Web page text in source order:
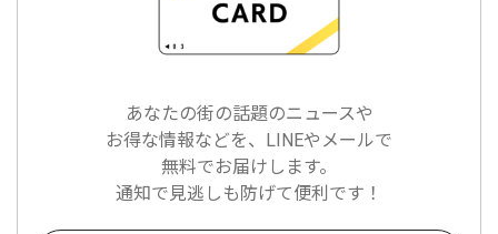
あなたの街の話題のニュースや
お得な情報などを、LINEやメールで
無料でお届けします。
通知で見逃しも防げて便利です！